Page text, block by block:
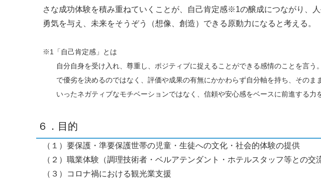
さな成功体験を積み重ねていくことが、自己肯定感※1の醸成につながり、
勇気を与え、未来をそうぞう（想像、創造）できる原動力になると考える。
※1「自己肯定感」とは
自分自身を受け入れ、尊重し、ポジティブに捉えることができる感情のことを言
で優劣を決めるのではなく、評価や成果の有無にかかわらず自分軸を持ち、その
いったネガティブなモチベーションではなく、信頼や安心感をベースに前進する力
６．目的
（１）要保護・準要保護世帯の児童・生徒への文化・社会的体験の提供
（２）職業体験（調理技術者・ベルアテンダント・ホテルスタッフ等との交
（３）コロナ禍における観光業支援